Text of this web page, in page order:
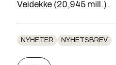
Veidekke (20,945 mill.).
NYHETER NYHETSBREV